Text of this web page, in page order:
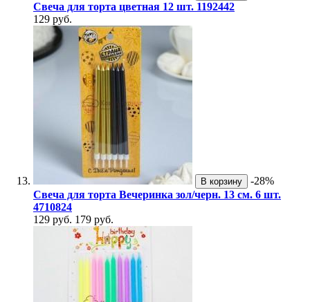
Свеча для торта цветная 12 шт. 1192442
129 руб.
В корзину
-28%
Свеча для торта Вечеринка зол/черн. 13 см. 6 шт.
4710824
129 руб. 179 руб.